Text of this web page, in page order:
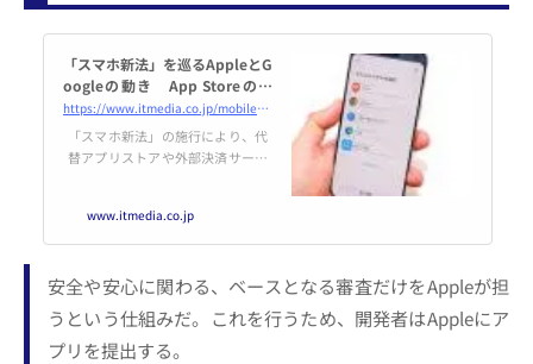
「スマホ新法」を巡るAppleとG
oogleの動き App Storeの競
争力が上がる一方で“iOSのGoo
gle化”が進む？
https://www.itmedia.co.jp/mobile/articles/2512/20/news024.html
「スマホ新法」の施行により、代
替アプリストアや外部決済サービ
部決済サービスの導入を余儀なく
された。手数料については決済手
ことで、外部決済サービスのアプ
リ内決済は導入の難易度が高く
なった。
www.itmedia.co.jp
安全や安心に関わる、ベースとなる審査だけをAppleが担
うという仕組みだ。これを行うため、開発者はAppleにア
プリを提出する。